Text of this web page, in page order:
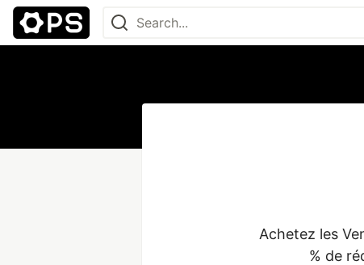
Achetez les
% de